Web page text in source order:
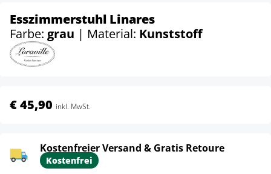
Esszimmerstuhl Linares
Farbe: grau | Material: Kunststoff
€ 45,90 inkl. MwSt.
Kostenfreier Versand & Gratis Retoure
Kostenfrei